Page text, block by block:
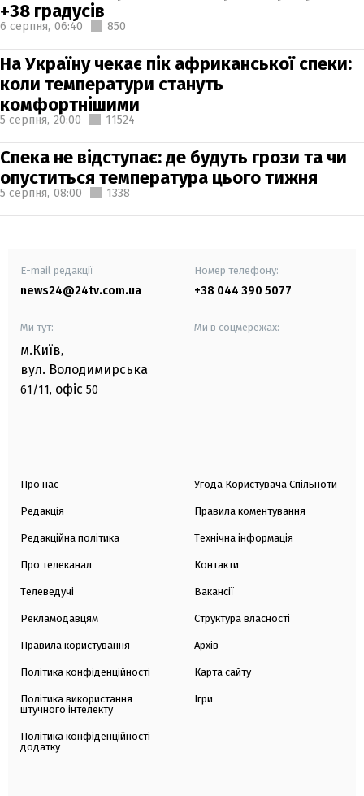
+38 градусів
6 серпня, 06:40 850
На Україну чекає пік африканської спеки:
коли температури стануть
комфортнішими
5 серпня, 20:00 11524
Спека не відступає: де будуть грози та чи
опуститься температура цього тижня
5 серпня, 08:00 1338
E-mail редакції
news24@24tv.com.ua
Номер телефону:
+38 044 390 5077
Ми тут:
м.Київ,
вул. Володимирська
61/11, офіс 50
Ми в соцмережах:
Про нас
Редакція
Редакційна політика
Про телеканал
Телеведучі
Рекламодавцям
Правила користування
Політика конфіденційності
Політика використання
штучного інтелекту
Політика конфіденційності
додатку
Угода Користувача Спільноти
Правила коментування
Технічна інформація
Контакти
Вакансії
Структура власності
Архів
Карта сайту
Ігри